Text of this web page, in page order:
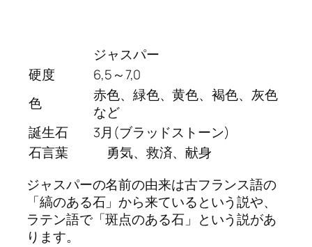
ジャスパー
硬度
6,5～7,0
色
赤色、緑色、黄色、褐色、灰色
など
誕生石
3月(ブラッドストーン)
石言葉
勇気、救済、献身
ジャスパーの名前の由来は古フランス語の
「縞のある石」から来ているという説や、
ラテン語で「斑点のある石」という説があ
ります。